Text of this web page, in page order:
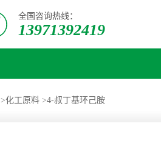
全国咨询热线：
13971392419
>化工原料 >4-叔丁基环己胺